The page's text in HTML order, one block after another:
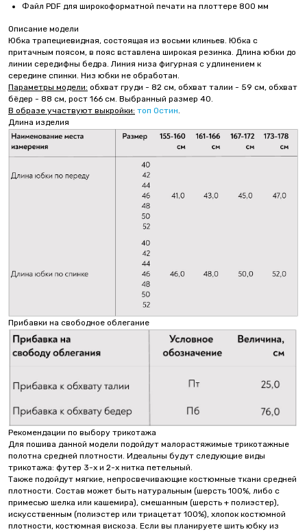
Файл PDF для широкоформатной печати на плоттере 800 мм
Описание модели
Юбка трапециевидная, состоящая из восьми клиньев. Юбка с
притачным поясом, в пояс вставлена широкая резинка. Длина юбки до
линии середифны бедра. Линия низа фигурная с удлинением к
середине спинки. Низ юбки не обработан.
Параметры модели: обхват груди - 82 см, обхват талии - 59 см, обхват
бёдер - 88 см, рост 166 см. Выбранный размер 40.
В образе участвуют выкройки: топ Остин.
Длина изделия
Прибавки на свободное облегание
Рекомендации по выбору трикотажа
Для пошива данной модели подойдут малорастяжимые трикотажные
полотна средней плотности. Идеальны будут следующие виды
трикотажа: футер 3-х и 2-х нитка петельный.
Также подойдут мягкие, непросвечивающие костюмные ткани средней
плотности. Состав может быть натуральным (шерсть 100%, либо с
примесью шелка или кашемира), смешанным (шерсть + полиэстер),
искусственным (полиэстер или триацетат 100%), хлопок костюмной
плотности, костюмная вискоза. Если вы планируете шить юбку из